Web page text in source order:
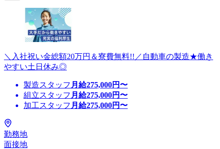
＼入社祝い金総額20万円＆寮費無料!!／自動車の製造★働き
やすい土日休み◎
製造スタッフ 月給275,000円〜
組立スタッフ 月給275,000円〜
加工スタッフ 月給275,000円〜
勤務地
面接地